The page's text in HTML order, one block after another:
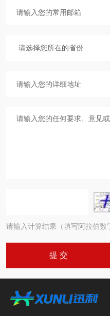
请输入计算结果（填写阿拉伯数